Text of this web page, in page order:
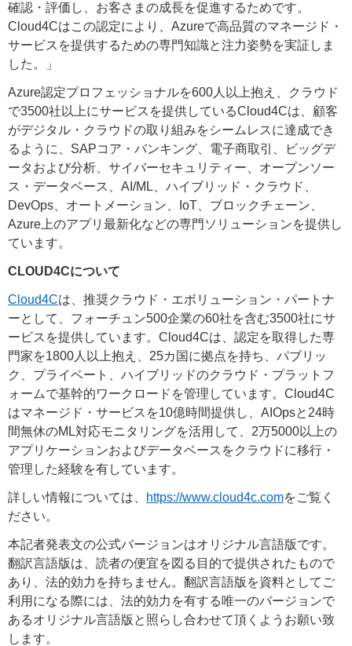
確認・評価し、お客さまの成長を促進するためです。
Cloud4Cはこの認定により、Azureで高品質のマネージド・
サービスを提供するための専門知識と注力姿勢を実証しま
した。」
Azure認定プロフェッショナルを600人以上抱え、クラウド
で3500社以上にサービスを提供しているCloud4Cは、顧客
がデジタル・クラウドの取り組みをシームレスに達成でき
るように、SAPコア・バンキング、電子商取引、ビッグデ
ータおよび分析、サイバーセキュリティー、オープンソー
ス・データベース、AI/ML、ハイブリッド・クラウド、
DevOps、オートメーション、IoT、ブロックチェーン、
Azure上のアプリ最新化などの専門ソリューションを提供し
ています。
CLOUD4Cについて
Cloud4Cは、推奨クラウド・エボリューション・パートナ
ーとして、フォーチュン500企業の60社を含む3500社にサ
ービスを提供しています。Cloud4Cは、認定を取得した専
門家を1800人以上抱え、25カ国に拠点を持ち、パブリッ
ク、プライベート、ハイブリッドのクラウド・プラットフ
ォームで基幹的ワークロードを管理しています。Cloud4C
はマネージド・サービスを10億時間提供し、AIOpsと24時
間無休のML対応モニタリングを活用して、2万5000以上の
アプリケーションおよびデータベースをクラウドに移行・
管理した経験を有しています。
詳しい情報については、 https://www.cloud4c.comをご覧く
ださい。
本記者発表文の公式バージョンはオリジナル言語版です。
翻訳言語版は、読者の便宜を図る目的で提供されたもので
あり、法的効力を持ちません。翻訳言語版を資料としてご
利用になる際には、法的効力を有する唯一のバージョンで
あるオリジナル言語版と照らし合わせて頂くようお願い致
します。